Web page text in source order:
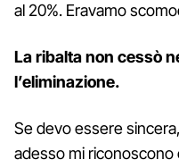
al 20%. Eravamo
La ribalta non cessò
l’eliminazione.
Se devo essere
adesso mi riconoscono